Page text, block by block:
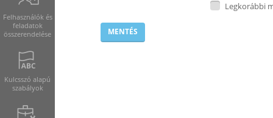
Felhasználók és
feladatok
összerendelése
Kulcsszó alapú
szabályok
Legkorábbi